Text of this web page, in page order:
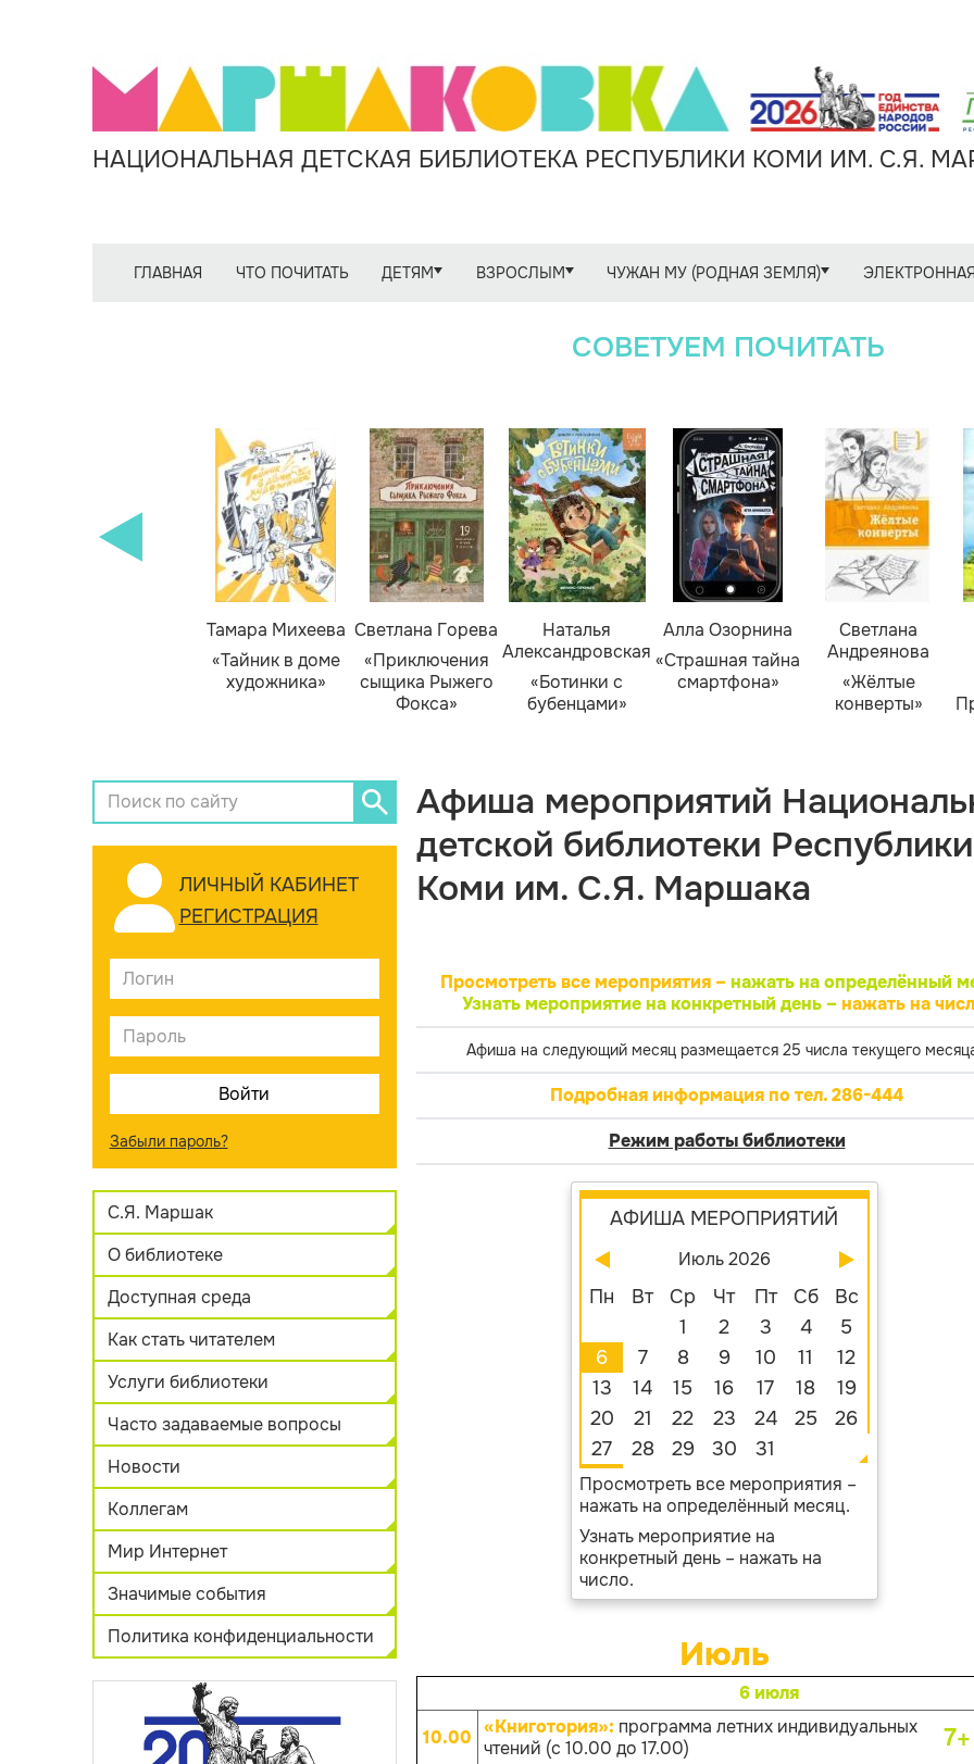
НАЦИОНАЛЬНАЯ ДЕТСКАЯ БИБЛИОТЕКА РЕСПУБЛИКИ КОМИ ИМ. С.Я.
ГЛАВНАЯ ЧТО ПОЧИТАТЬ ДЕТЯМ ВЗРОСЛЫМ ЧУЖАН МУ (РОДНАЯ ЗЕМЛЯ)
СОВЕТУЕМ ПОЧИТАТЬ
Тамара Михеева
«Тайник в доме
художника»
Светлана Горева
«Приключения
сыщика Рыжего
Фокса»
Наталья
Александровская
«Ботинки с
бубенцами»
Алла Озорнина
«Страшная тайна
смартфона»
Светлана
Андреянова
«Жёлтые
конверты»
ЛИЧНЫЙ КАБИНЕТ
РЕГИСТРАЦИЯ
Забыли пароль?
С.Я. Маршак
О библиотеке
Доступная среда
Как стать читателем
Услуги библиотеки
Часто задаваемые вопросы
Новости
Коллегам
Мир Интернет
Значимые события
Политика конфиденциальности
Афиша мероприятий
детской библиотеки Республики
Коми им. С.Я. Маршака
Просмотреть все мероприятия – нажать на определённый
Узнать мероприятие на конкретный день –нажать на
Афиша на следующий месяц размещается 25 числа текущего
Подробная информация по тел. 286-444
Режим работы библиотеки
АФИША МЕРОПРИЯТИЙ
Июль 2026
Пн Вт Ср Чт Пт Сб
Вс
1
2 3 4
5
6
7 8 9 10 11
12
13
14 15 16 17 18
19
20
21 22 23 24 25
26
27
28 29 30 31
Просмотреть все мероприятия –
нажать на определённый месяц.
Узнать мероприятие на
конкретный день – нажать на
число.
Июль
6 июля
10.00 «Книготория»: программа летних индивидуальных
чтений (с 10.00 до 17.00)
7+